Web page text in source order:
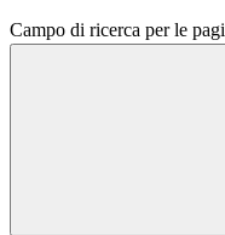
Campo di ricerca per le